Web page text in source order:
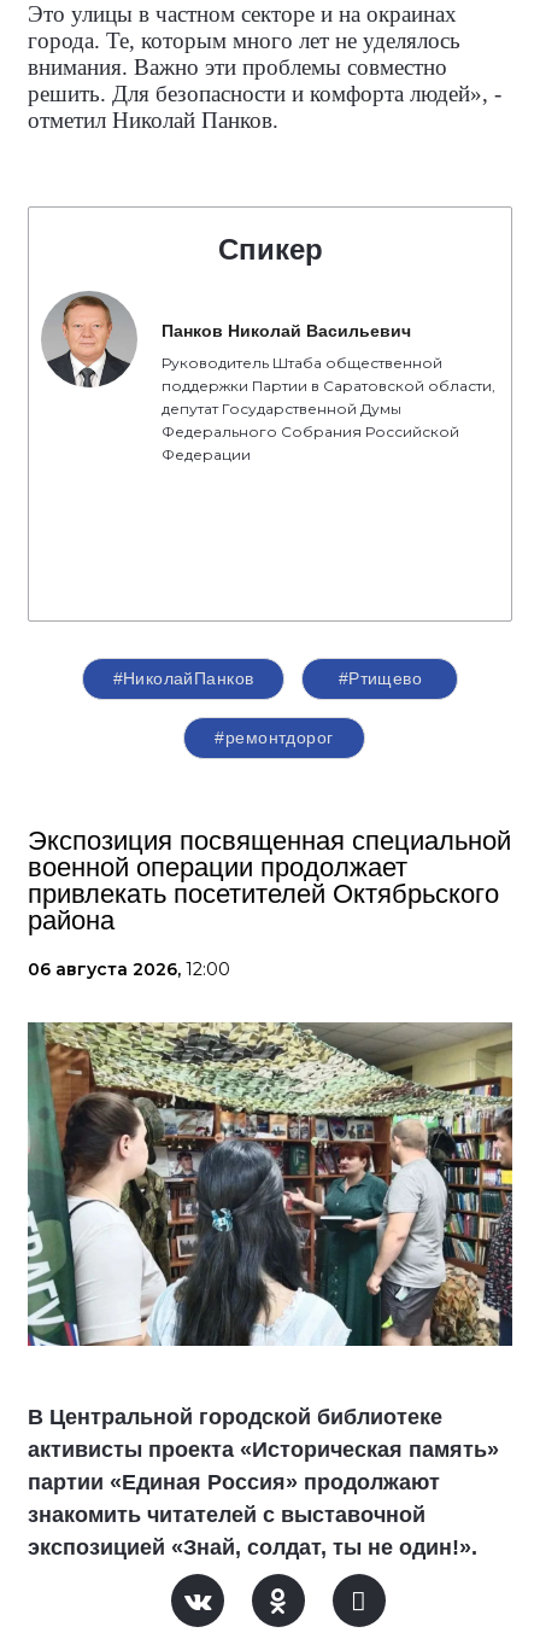
Это улицы в частном секторе и на окраинах
города. Те, которым много лет не уделялось
внимания. Важно эти проблемы совместно
решить. Для безопасности и комфорта людей», -
отметил Николай Панков.
Спикер
Панков Николай Васильевич
Руководитель Штаба общественной
поддержки Партии в Саратовской области,
депутат Государственной Думы
Федерального Собрания Российской
Федерации
#НиколайПанков #Ртищево
#ремонтдорог
Экспозиция посвященная специальной
военной операции продолжает
привлекать посетителей Октябрьского
района
06 августа 2026, 12:00
В Центральной городской библиотеке
активисты проекта «Историческая память»
партии «Единая Россия» продолжают
знакомить читателей с выставочной
экспозицией «Знай, солдат, ты не один!».